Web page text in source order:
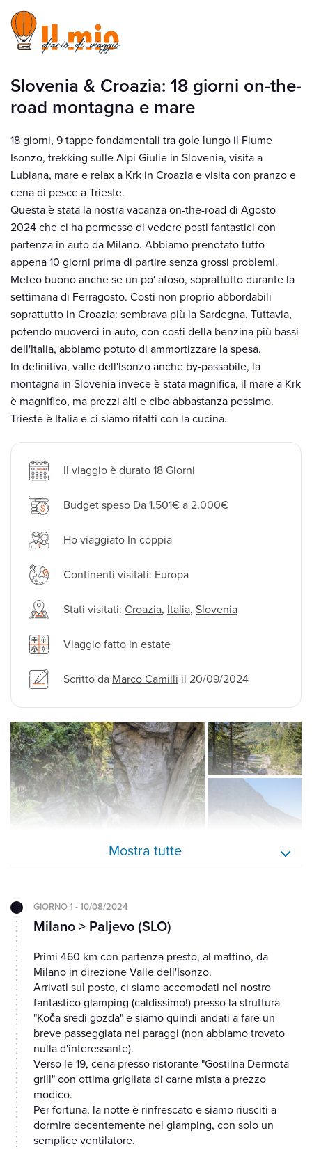
Slovenia & Croazia: 18 giorni on-the-
road montagna e mare
18 giorni, 9 tappe fondamentali tra gole lungo il Fiume
Isonzo, trekking sulle Alpi Giulie in Slovenia, visita a
Lubiana, mare e relax a Krk in Croazia e visita con pranzo e
cena di pesce a Trieste.
Questa è stata la nostra vacanza on-the-road di Agosto
2024 che ci ha permesso di vedere posti fantastici con
partenza in auto da Milano. Abbiamo prenotato tutto
appena 10 giorni prima di partire senza grossi problemi.
Meteo buono anche se un po' afoso, soprattutto durante la
settimana di Ferragosto. Costi non proprio abbordabili
soprattutto in Croazia: sembrava più la Sardegna. Tuttavia,
potendo muoverci in auto, con costi della benzina più bassi
dell'Italia, abbiamo potuto di ammortizzare la spesa.
In definitiva, valle dell'Isonzo anche by-passabile, la
montagna in Slovenia invece è stata magnifica, il mare a Krk
è magnifico, ma prezzi alti e cibo abbastanza pessimo.
Trieste è Italia e ci siamo rifatti con la cucina.
Il viaggio è durato 18 Giorni
Budget speso Da 1.501€ a 2.000€
Ho viaggiato In coppia
Continenti visitati: Europa
Stati visitati: Croazia, Italia, Slovenia
Viaggio fatto in estate
Scritto da Marco Camilli il 20/09/2024
Mostra tutte
GIORNO 1 - 10/08/2024
Milano > Paljevo (SLO)
Primi 460 km con partenza presto, al mattino, da
Milano in direzione Valle dell'Isonzo.
Arrivati sul posto, ci siamo accomodati nel nostro
fantastico glamping (caldissimo!) presso la struttura
"Koča sredi gozda" e siamo quindi andati a fare un
breve passeggiata nei paraggi (non abbiamo trovato
nulla d'interessante).
Verso le 19, cena presso ristorante "Gostilna Dermota
grill" con ottima grigliata di carne mista a prezzo
modico.
Per fortuna, la notte è rinfrescato e siamo riusciti a
dormire decentemente nel glamping, con solo un
semplice ventilatore.